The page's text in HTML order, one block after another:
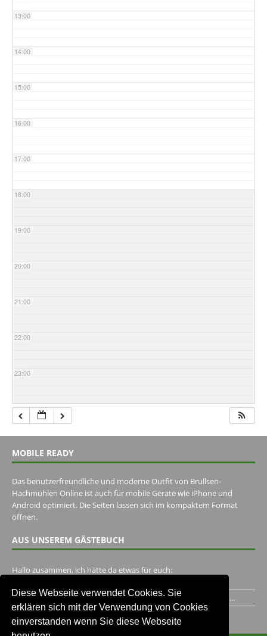
Diese Webseite verwendet Cookies. Sie
erklären sich mit der Verwendung von Cookies
einverstanden wenn Sie diese Webseite
13:00
14:00
15:00
16:00
17:00
18:00
19:00
20:00
21:00
22:00
23:00
MOBILE READY
Das benutzerfreundliche und moderne Outfit von Brullsen-
Hachmühlen Online ist auch für mobile Geräte wie iPhone und
Android optimiert. Die Seiten lassen sich im kompaktem Format
öffnen.
AUS UNSEREM GÄSTEBUCH
Hallo zusammen, ich hätte da etwas für euch:
Ich habe ein Jahr im Gasthaus Hugo Pape verbracht..Habe ihn...
Unser Gästebuch besuchen